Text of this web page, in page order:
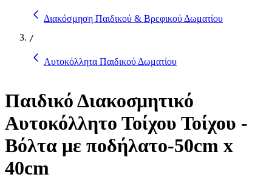
Διακόσμηση Παιδικού & Βρεφικού Δωματίου
/
Αυτοκόλλητα Παιδικού Δωματίου
Παιδικό Διακοσμητικό
Αυτοκόλλητο Τοίχου Τοίχου -
Βόλτα με ποδήλατο-50cm x
40cm